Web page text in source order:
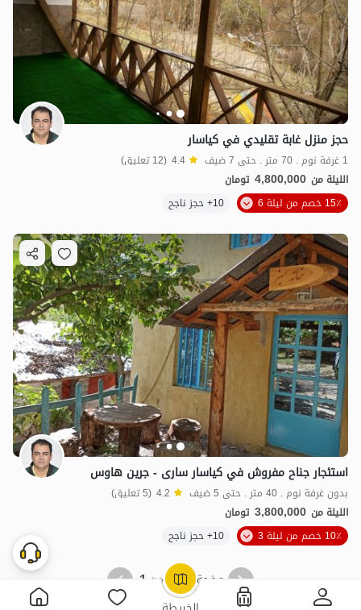
3.8مليون ت 4.2
OpenStreetMap
حجز منزل غابة تقليدي في كياسار
1 غرفة نوم . 70 متر . حتى 7 ضيف 4.4 (12 تعليق)
الليلة من 4,800,000 تومان
15٪ خصم من ليلة 6
10+ حجز ناجح
استئجار جناح مفروش في كياسار سارى - جرين هاوس
بدون غرفة نوم . 40 متر . حتى 5 ضيف 4.2 (5 تعليق)
الليلة من 3,800,000 تومان
10٪ خصم من ليلة 3
10+ حجز ناجح
صفحة 1 من 1